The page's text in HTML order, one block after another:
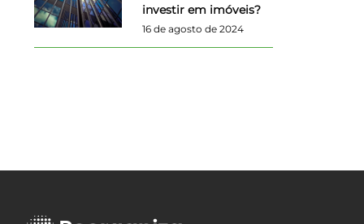
investir em imóveis?
16 de agosto de 2024